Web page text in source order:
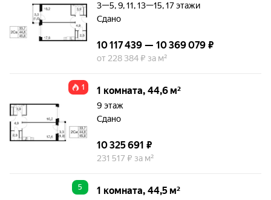
3—5, 9, 11, 13—15, 17 этажи
Сдано
10 117 439 — 10 369 079 ₽
от 228 384 ₽ за м²
1 1 комната, 44,6 м²
9 этаж
Сдано
10 325 691 ₽
231 517 ₽ за м²
5 1 комната, 44,5 м²